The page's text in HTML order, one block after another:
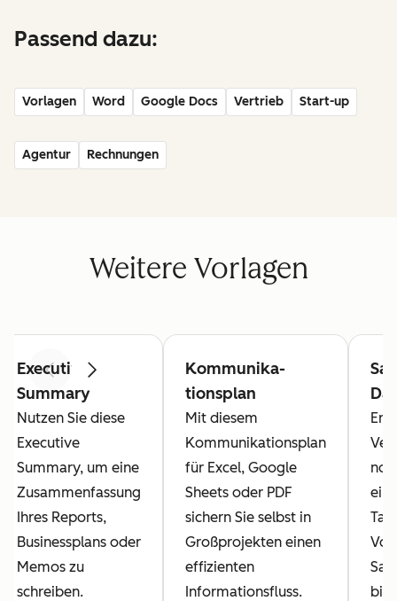
Passend dazu:
Vorlagen Word Google Docs Vertrieb Start-up
Agentur Rechnungen
Weitere Vorlagen
ZurückWeiter
Executive
Summary
Nutzen Sie diese
Executive
Summary, um eine
Zusammenfassung
Ihres Reports,
Businessplans oder
Memos zu
schreiben.
Kommunika­
tionsplan
Mit diesem
Kommunikationsplan
für Excel, Google
Sheets oder PDF
sichern Sie selbst in
Großprojekten einen
effizienten
Informationsfluss.